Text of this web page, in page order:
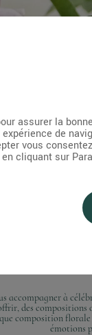
accompagner à
des compositions
composition
émotions
assurer la
de
vous
cliquant sur